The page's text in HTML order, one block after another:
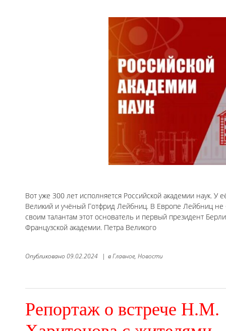
Вот уже 300 лет исполняется Российской академии наук.
Великий и учёный Готфрид Лейбниц. В Европе Лейбниц
своим талантам этот основатель и первый президент
Французской академии. Петра Великого
Опубликовано 09.02.2024 | вГлавное, Новости
Репортаж о встрече Н.М.